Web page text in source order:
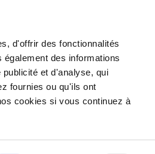
d'offrir des fonctionnalités
des informations
et d'analyse, qui
fournies ou qu'ils ont
cookies si vous continuez à